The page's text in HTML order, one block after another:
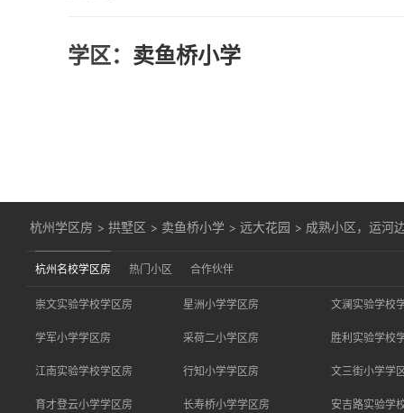
学区： 卖鱼桥小学
杭州学区房 >拱墅区 > 卖鱼桥小学 >远大花园 > 成熟小区，运河
杭州名校学区房 热门小区 合作伙伴
崇文实验学校学区房 星洲小学学区房 文澜实验学校
学军小学学区房 采荷二小学区房 胜利实验学校
江南实验学校学区房 行知小学学区房 文三街小学学
育才登云小学学区房 长寿桥小学学区房 安吉路实验学